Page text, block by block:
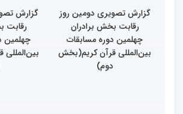
گزارش تصویری دومین روز
رقابت بخش برادران
چهلمین دوره مسابقات
بین‌المللی قرآن کریم(بخش
دوم)
گزارش
رقابت
چهلمین